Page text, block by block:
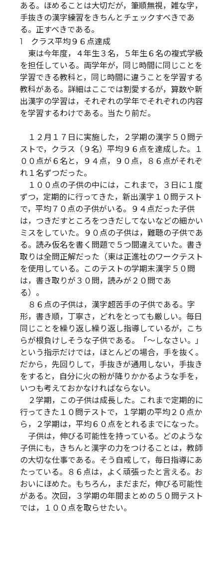
ある。ほめることは大切だが，筆順無視，雑な字，
手抜きの漢字練習をきちんとチェックすべきであ
る。正すべきである。
1 クラス平均９６点達成
東は今年度，４年生３名，５年生６名の複式学級
を担任している。両学年が，同じ時間に同じことを
学習できる教科と，同じ時間に違うことを学習する
教科がある。詳細はここでは割愛するが，算数や新
出漢字の学習は，それぞれの学年でそれぞれの内容
を学習するわけである。当たり前だ。
１２月１７日に実施した，２学期の漢字５０問テ
ストで，クラス（９名）平均９６点を達成した。１
００点が６名と，９４点，９０点，８６点がそれぞ
れ１名ずつだった。
１００点の子供の中には，これまで，３日に１度
ずつ，定期的に行ってきた，新出漢字１０問テスト
で，平均７０点の子供がいる。９４点だった子供
は，つきだすところをつきだしてないなどの細かい
ミスをしていた。９０点の子供は，難聴の子供であ
る。読み仮名を書く問題で５つ間違えていた。書き
取りは全問正解だった（東は正進社のワークテスト
を使用している。このテストの学期末漢字５０問
は，書き取りが３０問，読みが２０問であ
る）
８６点の子供は，漢字超苦手の子供である。字
形，書き順，丁寧さ，どれをとっても厳しい。毎日
同じことを繰り返し繰り返し指導しているが，こち
らが根負けしそうな子供である。「～しなさい。」
という指示だけでは，ほとんどの場合，手を抜く。
だから，先回りして，手抜きが通用しない，手抜き
をすると，自分に火の粉が降りかかるような手を，
いつも考えておかなければならない。
２学期，この子供は成長した。これまで定期的に
行ってきた１０問テストで，１学期の平均２０点か
ら，２学期は，平均６０点をとれるまでになった。
子供は，伸びる可能性を持っている。どのような
子供にも，きちんと漢字の力をつけることは，教師
の大切な仕事である。そう自戒して，毎日指導にあ
たっている。８６点は，よく頑張ったと言える。お
おいにほめた。もちろん，まだまだ，伸びる可能性
がある。次回，３学期の年間まとめの５０問テスト
では，１００点を取らせたい。